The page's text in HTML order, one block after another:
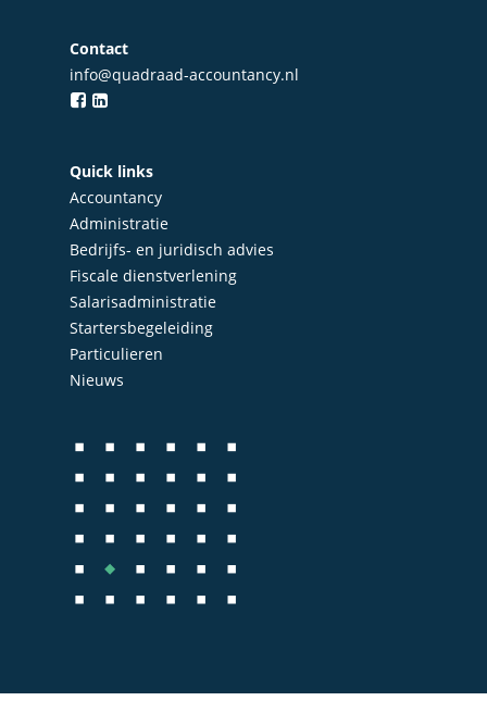
Contact
info@quadraad-accountancy.nl
Quick links
Accountancy
Administratie
Bedrijfs- en juridisch advies
Fiscale dienstverlening
Salarisadministratie
Startersbegeleiding
Particulieren
Nieuws